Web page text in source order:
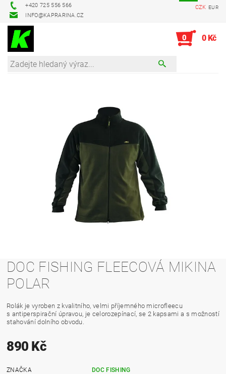
+420 725 556 566
INFO@KAPRARINA.CZ
CZK EUR
0 0 Kč
DOC FISHING FLEECOVÁ MIKINA
POLAR
Rolák je vyroben z kvalitního, velmi příjemného microfleecu
s antiperspirační úpravou, je celorozepínací, se 2 kapsami a s možností
stahování dolního obvodu.
890 Kč
ZNAČKA
DOC FISHING